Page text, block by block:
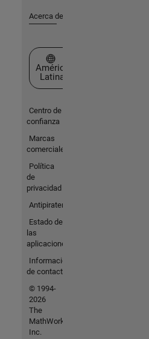
Acerca de MathWorks
Seleccione un país/idioma
América
Latina
Centro de
confianza
Marcas
comerciales
Política
de
privacidad
Antipiratería
Estado de
las
aplicaciones
Información
de contacto
© 1994-
2026
The
MathWorks,
Inc.